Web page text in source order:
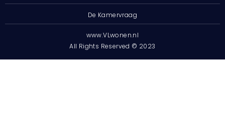
De Kamervraag
www.VLwonen.nl
All Rights Reserved © 2023